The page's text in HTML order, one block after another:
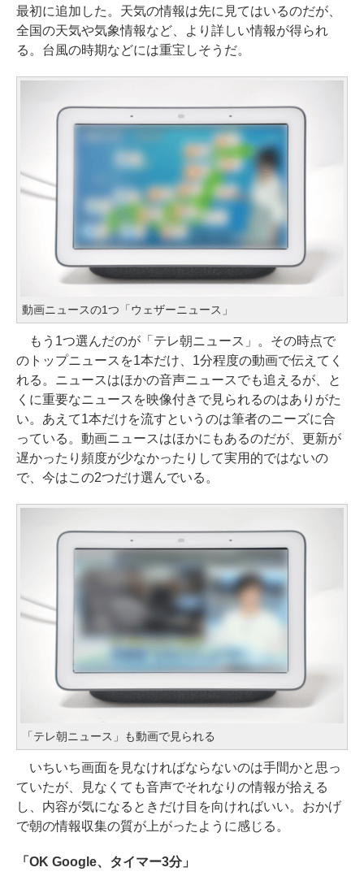
最初に追加した。天気の情報は先に見てはいるのだが、
全国の天気や気象情報など、より詳しい情報が得られ
る。台風の時期などには重宝しそうだ。
動画ニュースの1つ「ウェザーニュース」
もう1つ選んだのが「テレ朝ニュース」。その時点で
のトップニュースを1本だけ、1分程度の動画で伝えてく
れる。ニュースはほかの音声ニュースでも追えるが、と
くに重要なニュースを映像付きで見られるのはありがた
い。あえて1本だけを流すというのは筆者のニーズに合
っている。動画ニュースはほかにもあるのだが、更新が
遅かったり頻度が少なかったりして実用的ではないの
で、今はこの2つだけ選んでいる。
「テレ朝ニュース」も動画で見られる
いちいち画面を見なければならないのは手間かと思っ
ていたが、見なくても音声でそれなりの情報が拾える
し、内容が気になるときだけ目を向ければいい。おかげ
で朝の情報収集の質が上がったように感じる。
「OK Google、タイマー3分」